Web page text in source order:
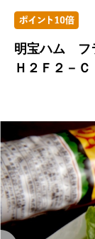
明宝ハム フ
Ｈ２Ｆ２－Ｃ